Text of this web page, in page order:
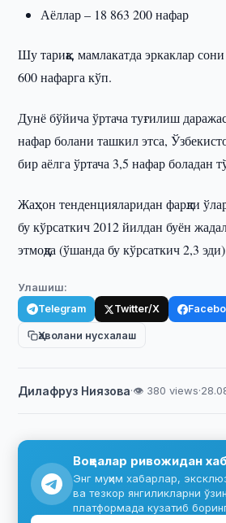
Аёллар – 18 863 200 нафар
Шу тариқа, мамлакатда эркаклар
600 нафарга кўп.
Дунё бўйича ўртача туғилиш
нафар болани ташкил этса,
бир аёлга ўртача 3,5 нафар боладан
Жаҳон тенденцияларидан фарқли
бу кўрсаткич 2012 йилдан буён
этмоқда (ўшанда бу кўрсаткич 2,3
Улашиш:
Telegram Twitter/X
Ҳаволани нусхалаш
Дилафруз Ниязова·👁 380 views·
Воқеалар ривожидан
Энг муҳим хабарлар,
ва тезкор янгиликларни
платформада кузатиб